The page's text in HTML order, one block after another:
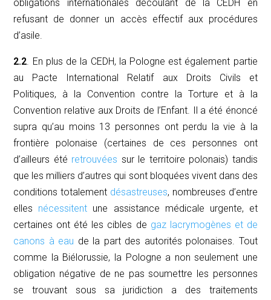
obligations internationales découlant de la CEDH en
refusant de donner un accès effectif aux procédures
d’asile.
2.2. En plus de la CEDH, la Pologne est également partie
au Pacte International Relatif aux Droits Civils et
Politiques, à la Convention contre la Torture et à la
Convention relative aux Droits de l’Enfant. Il a été énoncé
supra qu’au moins 13 personnes ont perdu la vie à la
frontière polonaise (certaines de ces personnes ont
d’ailleurs été retrouvées sur le territoire polonais) tandis
que les milliers d’autres qui sont bloquées vivent dans des
conditions totalement désastreuses, nombreuses d’entre
elles nécessitent une assistance médicale urgente, et
certaines ont été les cibles de gaz lacrymogènes et de
canons à eau de la part des autorités polonaises. Tout
comme la Biélorussie, la Pologne a non seulement une
obligation négative de ne pas soumettre les personnes
se trouvant sous sa juridiction a des traitements